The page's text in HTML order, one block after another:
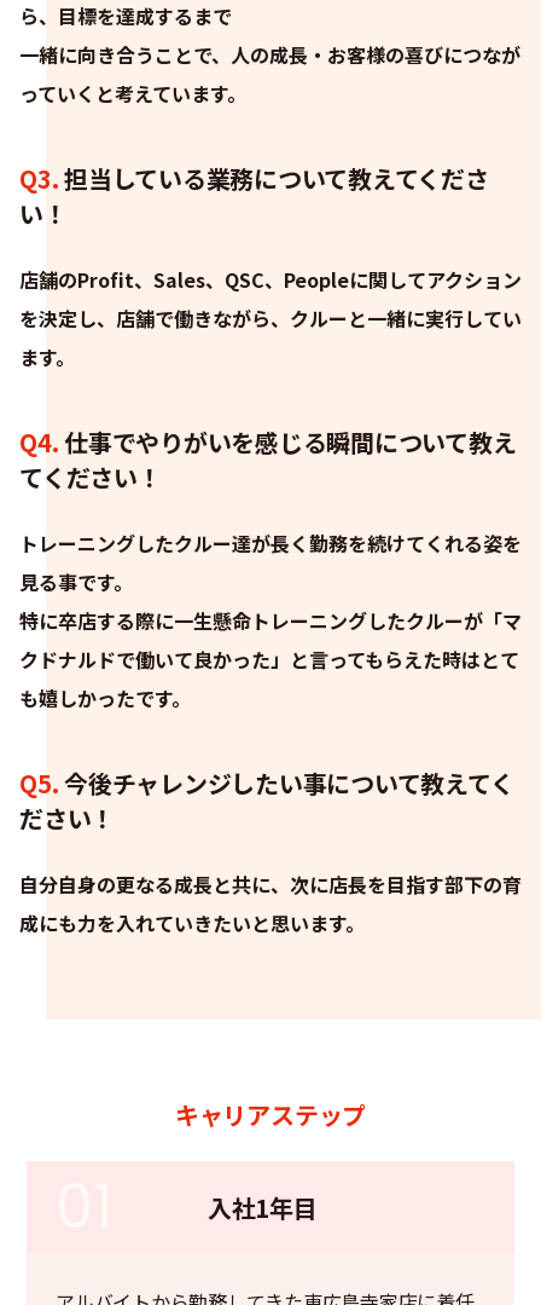
ら、目標を達成するまで
一緒に向き合うことで、人の成長・お客様の喜びにつなが
っていくと考えています。
Q3.担当している業務について教えてくださ
い！
店舗のProfit、Sales、QSC、Peopleに関してアクション
を決定し、店舗で働きながら、クルーと一緒に実行してい
ます。
Q4.仕事でやりがいを感じる瞬間について教え
てください！
トレーニングしたクルー達が長く勤務を続けてくれる姿を
見る事です。
特に卒店する際に一生懸命トレーニングしたクルーが「マ
クドナルドで働いて良かった」と言ってもらえた時はとて
も嬉しかったです。
Q5.今後チャレンジしたい事について教えてく
ださい！
自分自身の更なる成長と共に、次に店長を目指す部下の育
成にも力を入れていきたいと思います。
キャリアステップ
入社1年目